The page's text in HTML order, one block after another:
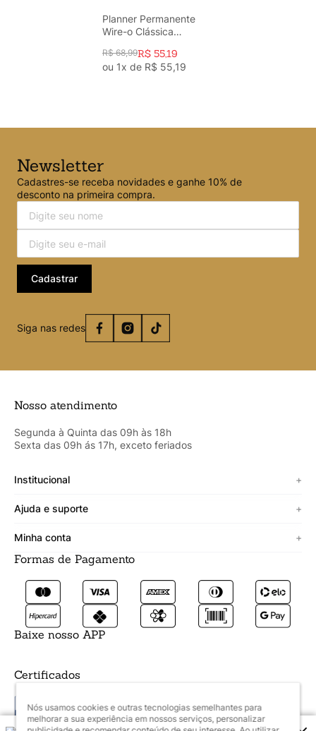
Nós usamos cookies e outras tecnologias semelhantes para
melhorar a sua experiência em nossos serviços, personalizar
Planner Permanente
Wire-o Clássica
R$ 68,99R$ 5519
ou 1x de R$ 55,19
Newsletter
Cadastres-se receba novidades e ganhe 10% de
desconto na primeira compra.
Cadastrar
Siga nas redes
Nosso atendimento
Segunda à Quinta das 09h às 18h
Sexta das 09h ás 17h, exceto feriados
Institucional +
Sobre a Cicero
Fale conosco
Ajuda e suporte +
Termos de uso
Política de segurança
Prazos de entrega
Formas de pagamento
Minha conta +
Meus Dados
Meus Pedidos
Meus Favoritos
Formas de Pagamento
Baixe nosso APP
Certificados